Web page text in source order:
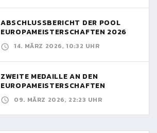
ABSCHLUSSBERICHT DER POOL
EUROPAMEISTERSCHAFTEN 2026
14. MÄRZ 2026, 10:32 UHR
ZWEITE MEDAILLE AN DEN
EUROPAMEISTERSCHAFTEN
09. MÄRZ 2026, 22:23 UHR